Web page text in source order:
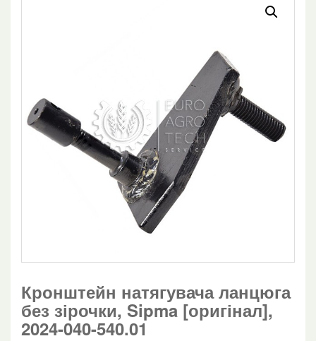
Кронштейн натягувача ланцюга
без зірочки, Sipma [оригінал],
2024-040-540.01